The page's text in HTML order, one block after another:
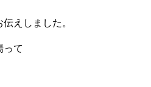
えしました。
って